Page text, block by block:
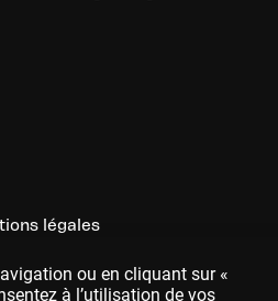
légales
CGU
ou en cliquant sur «
à l’utilisation de vos